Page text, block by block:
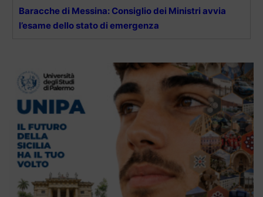
Baracche di Messina: Consiglio dei Ministri avvia
l’esame dello stato di emergenza